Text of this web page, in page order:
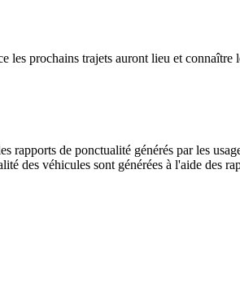
prochains trajets auront lieu et connaître
rapports de ponctualité générés par les
des véhicules sont générées à l'aide des